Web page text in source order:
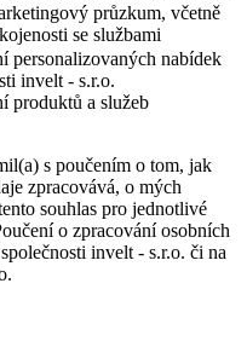
průzkum, včetně
se službami
personalizovaných nabídek
invelt - s.r.o.
produktů a služeb
s poučením o tom, jak
zpracovává, o mých
souhlas pro jednotlivé
o zpracování osobních
invelt - s.r.o. či na